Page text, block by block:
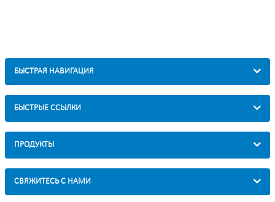
БЫСТРАЯ НАВИГАЦИЯ
БЫСТРЫЕ ССЫЛКИ
ПРОДУКТЫ
СВЯЖИТЕСЬ С НАМИ